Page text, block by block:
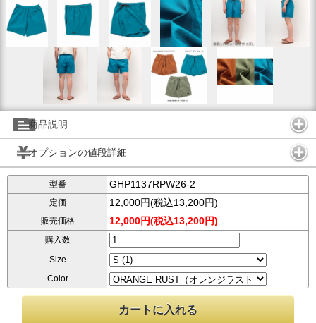
商品説明
オプションの値段詳細
型番 GHP1137RPW26-2
定価 12,000円(税込13,200円)
販売価格 12,000円(税込13,200円)
購入数
Size
Color